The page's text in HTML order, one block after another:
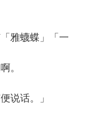
雅蠛蝶」「一
。
话。」